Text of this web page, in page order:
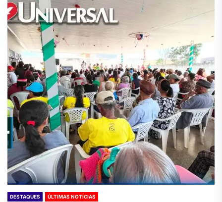
DESTAQUES ÚLTIMAS NOTÍCIAS